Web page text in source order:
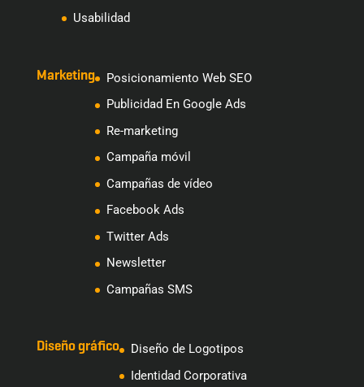
Usabilidad
Marketing
Posicionamiento Web SEO
Publicidad En Google Ads
Re-marketing
Campaña móvil
Campañas de vídeo
Facebook Ads
Twitter Ads
Newsletter
Campañas SMS
Diseño gráfico
Diseño de Logotipos
Identidad Corporativa